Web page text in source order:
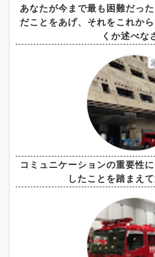
あなたが今まで最も困難だっ
だことをあげ、それをこれか
くか述べな
コミュニケーションの重要性
したことを踏まえ